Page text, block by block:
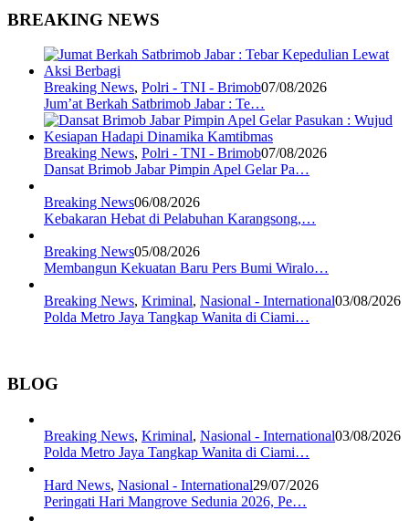
BREAKING NEWS
Breaking News, Polri - TNI - Brimob07/08/2026
Jum’at Berkah Satbrimob Jabar : Te…
Breaking News, Polri - TNI - Brimob07/08/2026
Dansat Brimob Jabar Pimpin Apel Gelar Pa…
Breaking News06/08/2026
Kebakaran Hebat di Pelabuhan Karangsong,…
Breaking News05/08/2026
Membangun Kekuatan Baru Pers Bumi Wiralo…
Breaking News, Kriminal, Nasional - International03/08/2026
Polda Metro Jaya Tangkap Wanita di Ciami…
BLOG
Breaking News, Kriminal, Nasional - International03/08/2026
Polda Metro Jaya Tangkap Wanita di Ciami…
Hard News, Nasional - International29/07/2026
Peringati Hari Mangrove Sedunia 2026, Pe…